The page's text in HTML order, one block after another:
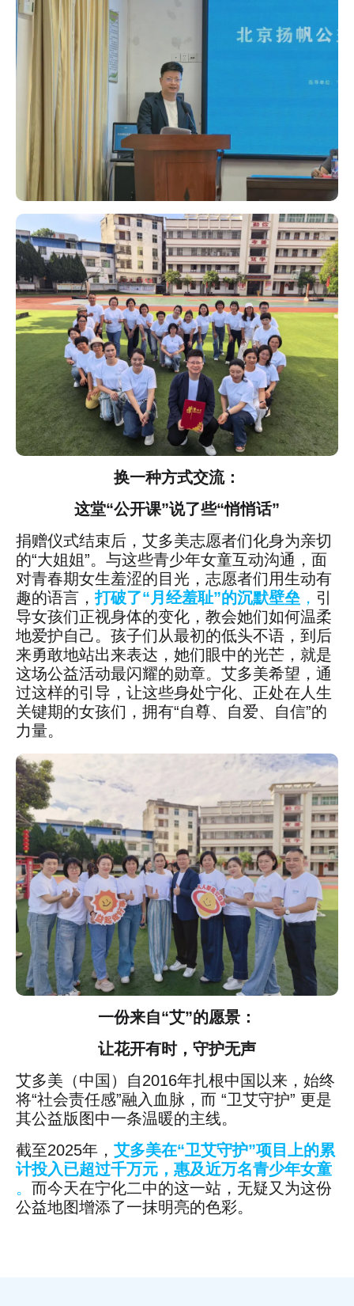
换一种方式交流：
这堂“公开课”说了些“悄悄话”
捐赠仪式结束后，艾多美志愿者们化身为亲切
的“大姐姐”。与这些青少年女童互动沟通，面
对青春期女生羞涩的目光，志愿者们用生动有
趣的语言，打破了“月经羞耻”的沉默壁垒 ， 引
导女孩们正视身体的变化，教会她们如何温柔
地爱护自己。孩子们从最初的低头不语，到后
来勇敢地站出来表达，她们眼中的光芒，就是
这场公益活动最闪耀的勋章。艾多美希望，通
过这样的引导，让这些身处宁化、正处在人生
关键期的女孩们，拥有“自尊、自爱、自信”的
力量。
一份来自“艾”的愿景：
让花开有时，守护无声
艾多美（中国）自2016年扎根中国以来，始终
将“社会责任感”融入血脉，而 “卫艾守护” 更是
其公益版图中一条温暖的主线。
截至2025年， 艾多美在“卫艾守护”项目上的累
计投入已超过千万元，惠及近万名青少年女童
。 而今天在宁化二中的这一站，无疑又为这份
公益地图增添了一抹明亮的色彩。